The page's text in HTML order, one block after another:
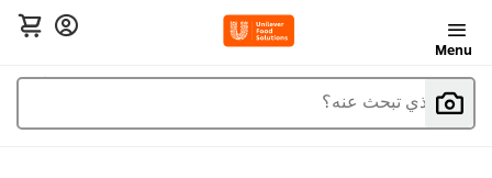
Menu
ما الذي تبحث عنه؟